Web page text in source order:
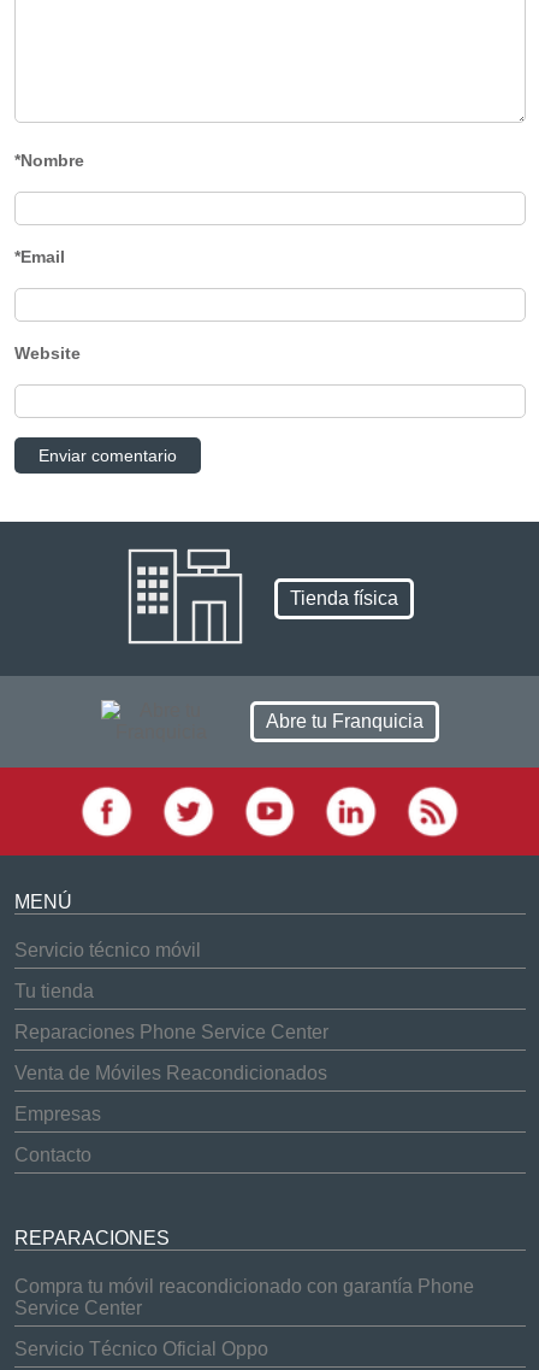
*Nombre
*Email
Website
Tienda física
Abre tu Franquicia
MENÚ
Servicio técnico móvil
Tu tienda
Reparaciones Phone Service Center
Venta de Móviles Reacondicionados
Empresas
Contacto
REPARACIONES
Compra tu móvil reacondicionado con garantía Phone
Service Center
Servicio Técnico Oficial Oppo